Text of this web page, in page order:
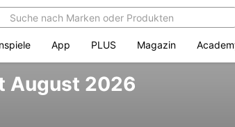
App PLUS Magazin
August 2026